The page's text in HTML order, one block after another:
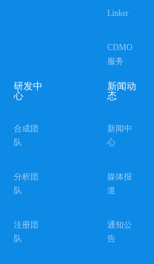
Linker
CDMO
服务
研发中
心
合成团
队
分析团
队
注册团
队
新闻动
态
新闻中
心
媒体报
道
通知公
告